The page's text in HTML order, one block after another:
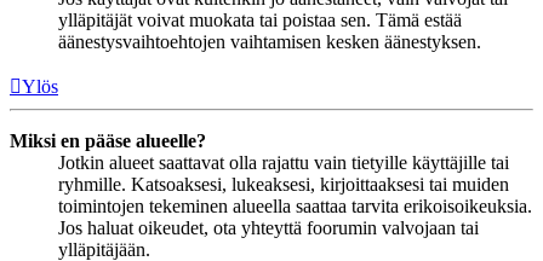
ylläpitäjät voivat muokata tai poistaa sen. Tämä estää
äänestysvaihtoehtojen vaihtamisen kesken äänestyksen.
Ylös
Miksi en pääse alueelle?
Jotkin alueet saattavat olla rajattu vain tietyille käyttäjille tai
ryhmille. Katsoaksesi, lukeaksesi, kirjoittaaksesi tai muiden
toimintojen tekeminen alueella saattaa tarvita erikoisoikeuksia.
Jos haluat oikeudet, ota yhteyttä foorumin valvojaan tai
ylläpitäjään.